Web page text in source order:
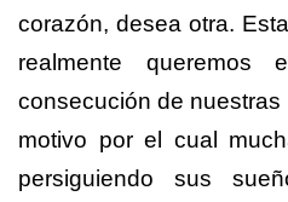
corazón, desea otra.
realmente
consecución de nuestras
motivo por el cual
persiguiendo sus